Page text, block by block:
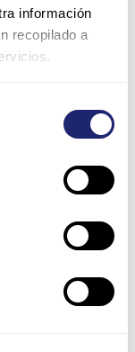
información
recopilado a
Fuente de